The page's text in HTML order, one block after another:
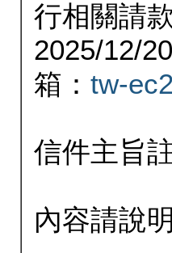
行相關請
2025/12/
箱： tw-
信件主旨
內容請說明